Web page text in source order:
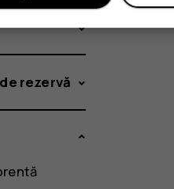
rezervă